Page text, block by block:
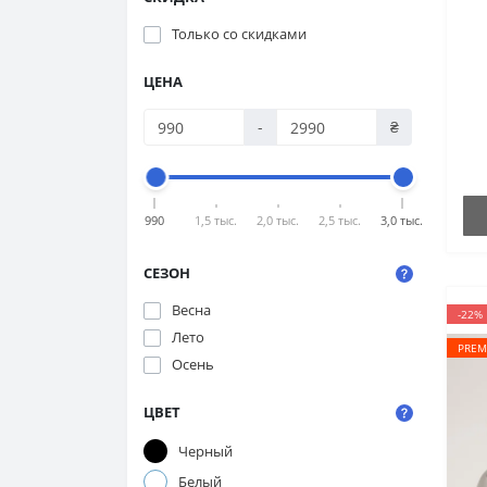
Только со cкидками
ЦЕНА
- ₴
990 1,5 тыс. 2,0 тыс. 2,5 тыс. 3,0 тыс.
СЕЗОН
Весна
Лето
Осень
ЦВЕТ
Черный
Белый
-22%